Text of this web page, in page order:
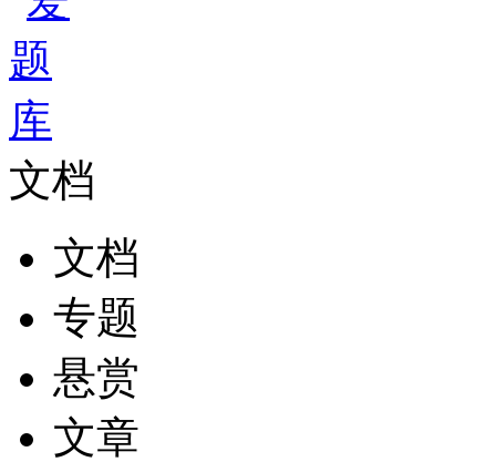
文档
文档
专题
悬赏
文章